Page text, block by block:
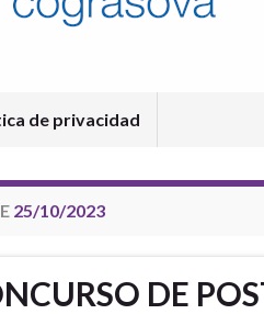
de privacidad
25/10/2023
DE